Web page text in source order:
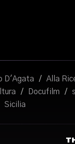
D'Agata / Alla
/ Docufilm /
Sicilia